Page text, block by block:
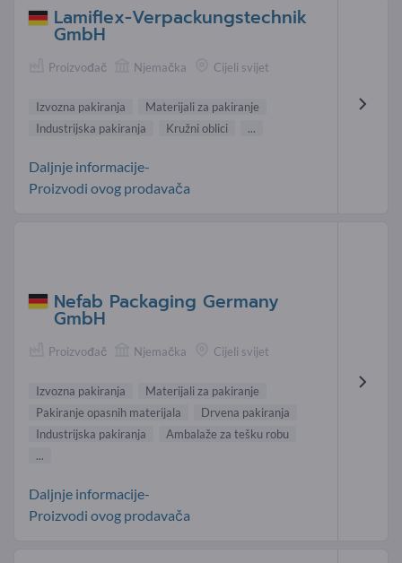
Lamiflex-Verpackungstechnik
GmbH
Proizvođač Njemačka Cijeli svijet
Izvozna pakiranja
Materijali za pakiranje
Industrijska pakiranja
Kružni oblici ...
Daljnje informacije-
Proizvodi ovog prodavača
Nefab Packaging Germany
GmbH
Proizvođač Njemačka Cijeli svijet
Izvozna pakiranja
Materijali za pakiranje
Pakiranje opasnih materijala
Drvena pakiranja
Industrijska pakiranja
Ambalaže za tešku robu
...
Daljnje informacije-
Proizvodi ovog prodavača